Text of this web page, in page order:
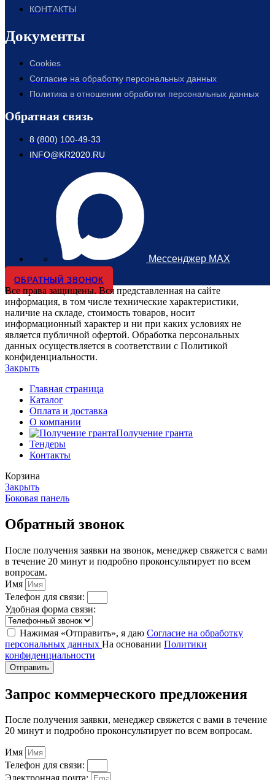
КОНТАКТЫ
Документы
Cookies
Согласие на обработку персональных данных
Политика в отношении обработки персональных данных
Обратная связь
8 (800) 100-49-33
INFO@KR2020.RU
Мессенджер MAX
ОБРАТНЫЙ ЗВОНОК
Все права защищены. Вся представленная на сайте
информация, в том числе технические характеристики,
наличие на складе, стоимость товаров, носит
информационный характер и ни при каких условиях не
является публичной офертой. Обработка персональных
данных осуществляется в соответствии с Политикой
конфиденциальности.
Закрыть
Главная страница
Каталог
Оплата и доставка
О компании
Получение гранта
Тендеры
Контакты
Корзина
Закрыть
Боковая панель
Обратный звонок
После получения заявки на звонок, менеджер свяжется с вами
в течение 20 минут и подробно проконсультирует по всем
вопросам.
Имя
Телефон для связи:
Удобная форма связи:
Нажимая «Отправить», я даю Согласие на обработку
персональных данных На основании Политики
конфиденциальности
Отправить
Запрос коммерческого предложения
После получения заявки, менеджер свяжется с вами в течение
20 минут и подробно проконсультирует по всем вопросам.
Имя
Телефон для связи: